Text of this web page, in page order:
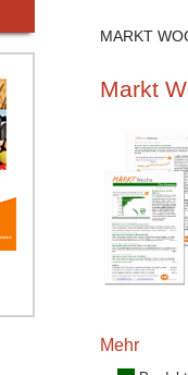
MARKT
Markt
Mehr